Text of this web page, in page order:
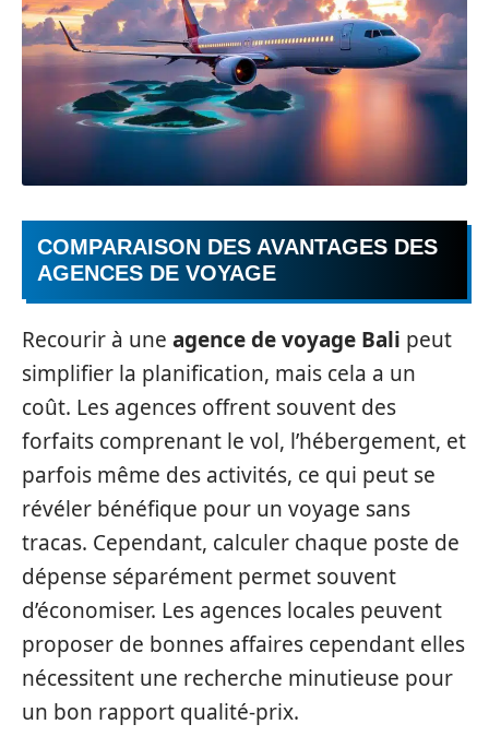
COMPARAISON DES AVANTAGES DES
AGENCES DE VOYAGE
Recourir à une agence de voyage Bali peut
simplifier la planification, mais cela a un
coût. Les agences offrent souvent des
forfaits comprenant le vol, l’hébergement, et
parfois même des activités, ce qui peut se
révéler bénéfique pour un voyage sans
tracas. Cependant, calculer chaque poste de
dépense séparément permet souvent
d’économiser. Les agences locales peuvent
proposer de bonnes affaires cependant elles
nécessitent une recherche minutieuse pour
un bon rapport qualité-prix.